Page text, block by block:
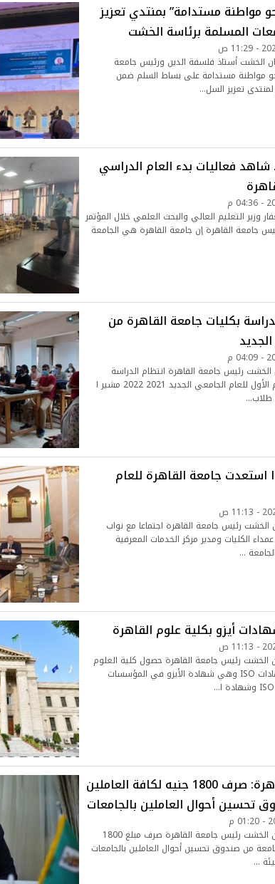
مواطنة مستدامة” بمنتدي تعزيز
المسلمة برئاسة الخشت
الخشت أستاذ فلسفة الدين ورئيس جامعة
مواطنة مستدامة على بساط السلم ضمن
تعزيز السل…
شاهد فعاليات بدء العام الدراسي
وزير التعليم العالي والبحث العلمي خلال المؤتمر
جامعة القاهرة إن جامعة القاهرة هي الجامعة
بكليات جامعة القاهرة من
رئيس جامعة القاهرة انتظام الدراسة
بكليات الجامعة من اليوم الأول للعام الجامعي الجديد 2021 2022 مشير ا
طلاب…
استعدت جامعة القاهرة للعام
الخشت رئيس جامعة القاهرة اجتماعا مع نواب
الكليات ومدير مركز الخدمات المعرفية
…
الخشت رئيس جامعة القاهرة حصول كلية العلوم
على تجديد اعتماد 4 شهادات ISO وهي شهادة الأيزو في المؤسسات
رئيس جامعة القاهرة: صرف 1800 جنيه لكافة العاملين
تحسين أحوال العاملين بالجامعات
أعلن الدكتور محمد عثمان الخشت رئيس جامعة القاهرة صرف مبلغ 1800
من صندوق تحسين أحوال العاملين بالجامعات
…